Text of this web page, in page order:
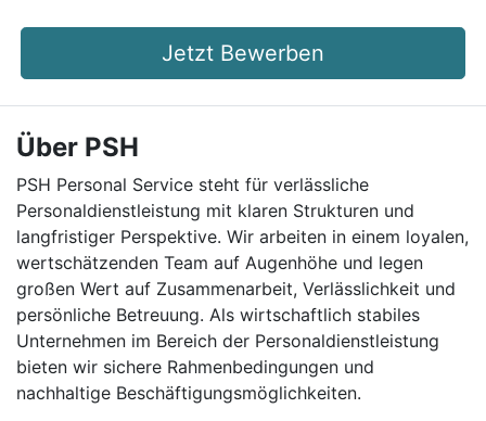
Jetzt Bewerben
Über PSH
PSH Personal Service steht für verlässliche
Personaldienstleistung mit klaren Strukturen und
langfristiger Perspektive. Wir arbeiten in einem loyalen,
wertschätzenden Team auf Augenhöhe und legen
großen Wert auf Zusammenarbeit, Verlässlichkeit und
persönliche Betreuung. Als wirtschaftlich stabiles
Unternehmen im Bereich der Personaldienstleistung
bieten wir sichere Rahmenbedingungen und
nachhaltige Beschäftigungsmöglichkeiten.